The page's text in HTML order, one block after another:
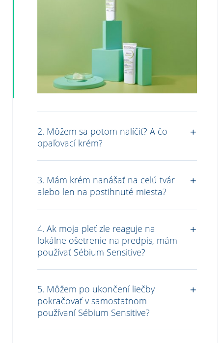
2. Môžem sa potom nalíčiť? A čo
opaľovací krém?
3. Mám krém nanášať na celú tvár
alebo len na postihnuté miesta?
4. Ak moja pleť zle reaguje na
lokálne ošetrenie na predpis, mám
používať Sébium Sensitive?
5. Môžem po ukončení liečby
pokračovať v samostatnom
používaní Sébium Sensitive?